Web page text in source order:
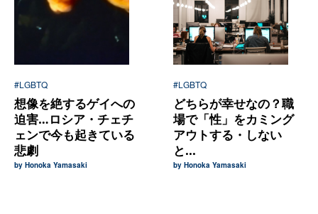
#LGBTQ
想像を絶するゲイへの
迫害…ロシア・チェチ
ェンで今も起きている
悲劇
by Honoka Yamasaki
#LGBTQ
どちらが幸せなの？職
場で「性」をカミング
アウトする・しない
と...
by Honoka Yamasaki